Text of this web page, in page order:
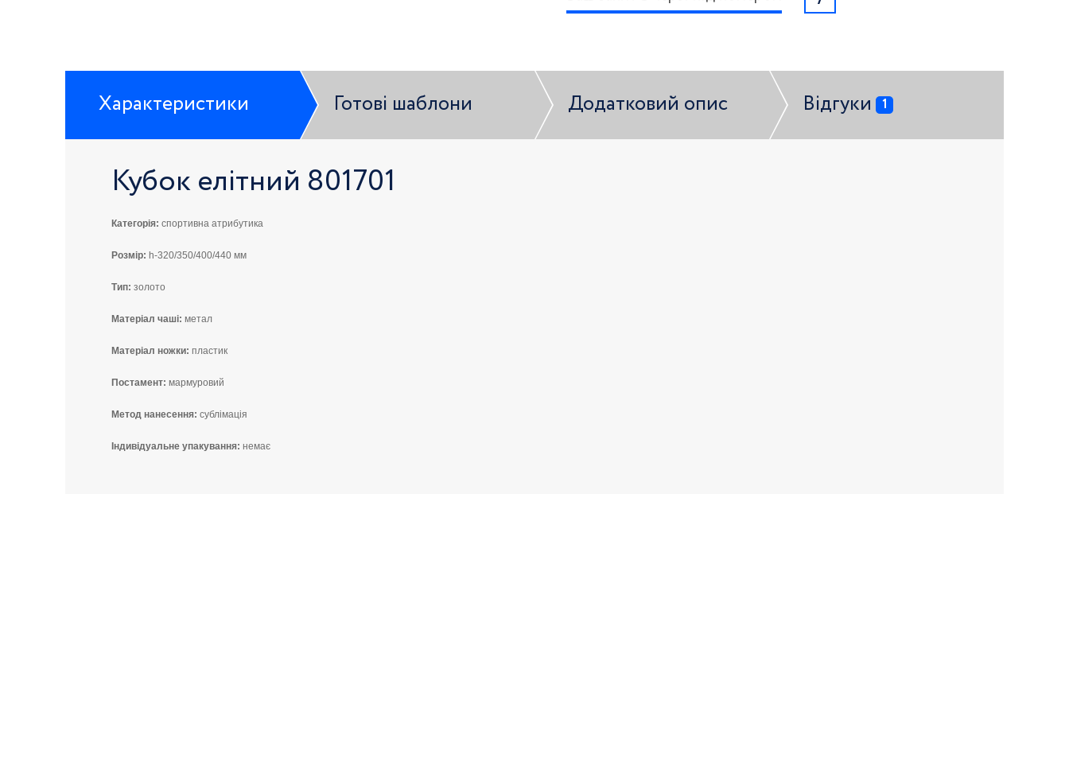
Характеристики Готові шаблони Додатковий опис Відгуки 1
Кубок елітний 801701
Категорія: спортивна атрибутика
Розмір: h-320/350/400/440 мм
Тип: золото
Матеріал чаші: метал
Матеріал ножки: пластик
Постамент: мармуровий
Метод нанесення: сублімація
Індивідуальне упакування: немає